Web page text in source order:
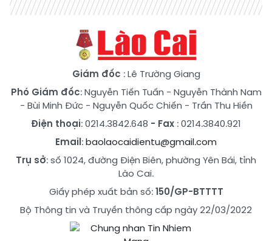
Giám đốc : Lê Trường Giang
Phó Giám đốc:Nguyễn Tiến Tuấn - Nguyễn Thành Nam
- Bùi Minh Đức- Nguyễn Quốc Chiến - Trần Thu Hiền
Điện thoại: 0214.3842.648 - Fax : 0214.3840.921
Email:baolaocaidientu@gmail.com
Trụ sở: số 1024, đường Điện Biên, phường Yên Bái, tỉnh
Lào Cai.
Giấy phép xuất bản số:150/GP-BTTTT
Bộ Thông tin và Truyền thông cấp ngày 22/03/2022